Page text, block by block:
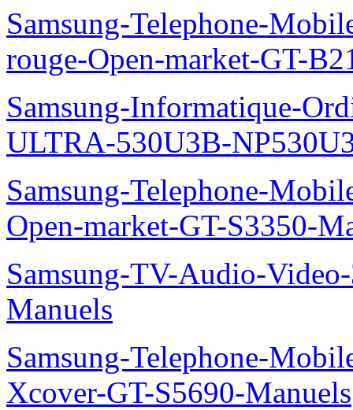
Samsung-Telephone-
rouge-Open-market-GT-
Samsung-Informatique-
ULTRA-530U3B-
Samsung-Telephone-
Open-market-GT-S3350-
Samsung-TV-Audio-
Manuels
Samsung-Telephone-
Xcover-GT-S5690-Manuels